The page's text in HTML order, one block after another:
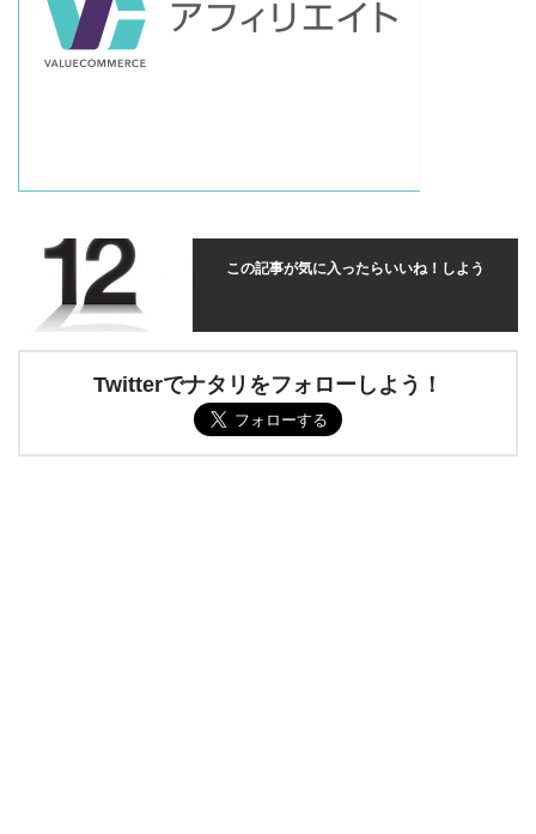
この記事が気に入ったらいいね！しよう
Twitterでナタリをフォローしよう！